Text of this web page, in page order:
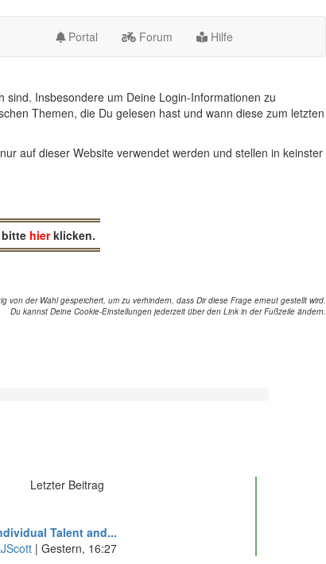
Portal Forum Hilfe
Insbesondere um Deine Login-Informationen zu
Themen, die Du gelesen hast und wann diese zum letzten
auf dieser Website verwendet werden und stellen in keinster
bitte hierklicken.
von der Wahl gespeichert, um zu verhindern, dass Dir diese Frage erneut gestellt wird.
Du kannst Deine Cookie-Einstellungen jederzeit über den Link in der Fußzeile ändern.
Letzter Beitrag
Talent and...
| Gestern, 16:27